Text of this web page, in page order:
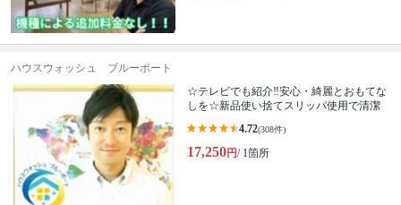
ハウスウォッシュ ブルーポート
☆テレビでも紹介‼安心・綺麗とおもてな
しを☆新品使い捨てスリッパ使用で清潔
4.72(308件)
17,250円/ 1箇所